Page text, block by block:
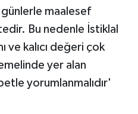
maalesef
Bu nedenle İstiklal
ve kalıcı değeri çok
yer alan
yorumlanmalıdır'